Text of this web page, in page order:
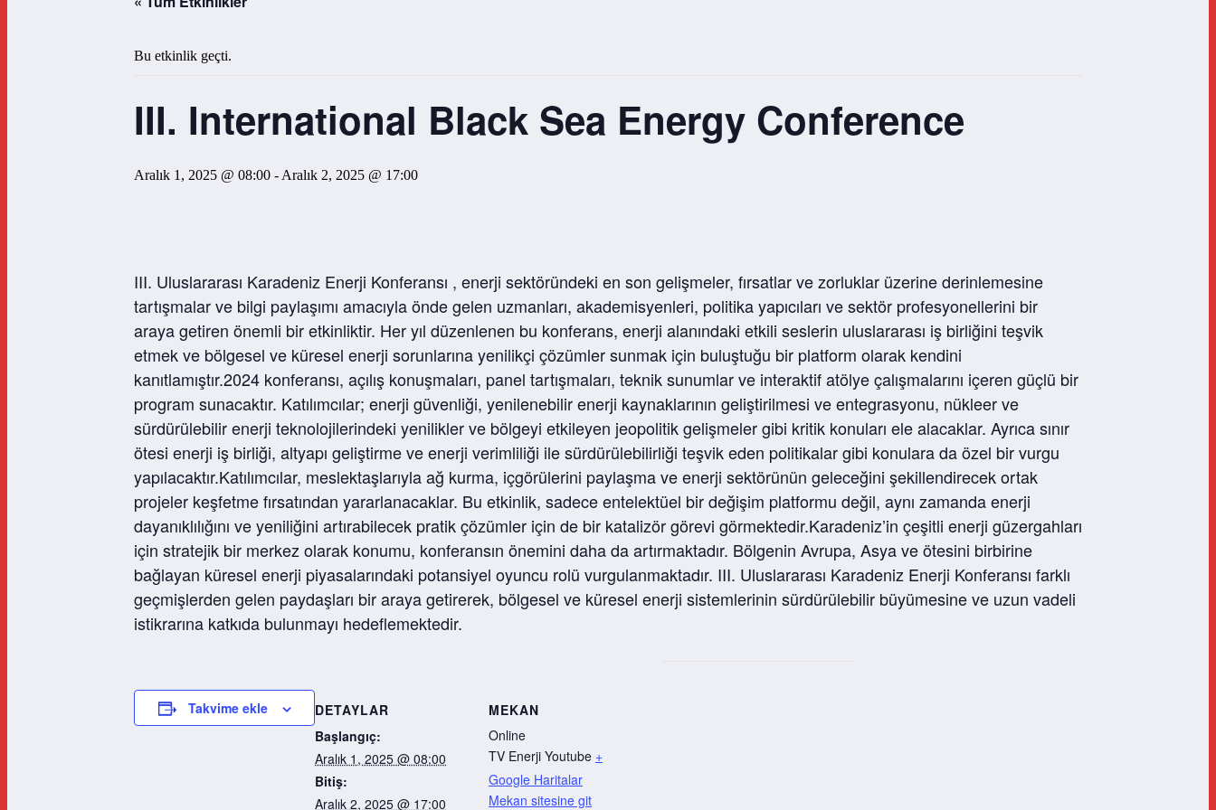
Bu etkinlik geçti.
III. International Black Sea Energy Conference
Aralık 1, 2025 @ 08:00 - Aralık 2, 2025 @ 17:00
III. Uluslararası Karadeniz Enerji Konferansı , enerji sektöründeki en son gelişmeler, fırsatlar ve zorluklar üzerine derinlemesine
tartışmalar ve bilgi paylaşımı amacıyla önde gelen uzmanları, akademisyenleri, politika yapıcıları ve sektör profesyonellerini bir
araya getiren önemli bir etkinliktir. Her yıl düzenlenen bu konferans, enerji alanındaki etkili seslerin uluslararası iş birliğini teşvik
etmek ve bölgesel ve küresel enerji sorunlarına yenilikçi çözümler sunmak için buluştuğu bir platform olarak kendini
kanıtlamıştır.2024 konferansı, açılış konuşmaları, panel tartışmaları, teknik sunumlar ve interaktif atölye çalışmalarını içeren güçlü bir
program sunacaktır. Katılımcılar; enerji güvenliği, yenilenebilir enerji kaynaklarının geliştirilmesi ve entegrasyonu, nükleer ve
sürdürülebilir enerji teknolojilerindeki yenilikler ve bölgeyi etkileyen jeopolitik gelişmeler gibi kritik konuları ele alacaklar. Ayrıca sınır
ötesi enerji iş birliği, altyapı geliştirme ve enerji verimliliği ile sürdürülebilirliği teşvik eden politikalar gibi konulara da özel bir vurgu
yapılacaktır.Katılımcılar, meslektaşlarıyla ağ kurma, içgörülerini paylaşma ve enerji sektörünün geleceğini şekillendirecek ortak
projeler keşfetme fırsatından yararlanacaklar. Bu etkinlik, sadece entelektüel bir değişim platformu değil, aynı zamanda enerji
dayanıklılığını ve yeniliğini artırabilecek pratik çözümler için de bir katalizör görevi görmektedir.Karadeniz’in çeşitli enerji güzergahları
için stratejik bir merkez olarak konumu, konferansın önemini daha da artırmaktadır. Bölgenin Avrupa, Asya ve ötesini birbirine
bağlayan küresel enerji piyasalarındaki potansiyel oyuncu rolü vurgulanmaktadır. III. Uluslararası Karadeniz Enerji Konferansı farklı
geçmişlerden gelen paydaşları bir araya getirerek, bölgesel ve küresel enerji sistemlerinin sürdürülebilir büyümesine ve uzun vadeli
istikrarına katkıda bulunmayı hedeflemektedir.
Takvime ekle
DETAYLAR
Başlangıç:
Aralık 1, 2025 @ 08:00
Bitiş:
Aralık 2, 2025 @ 17:00
MEKAN
Online
TV Enerji Youtube +
Google Haritalar
Mekan sitesine git